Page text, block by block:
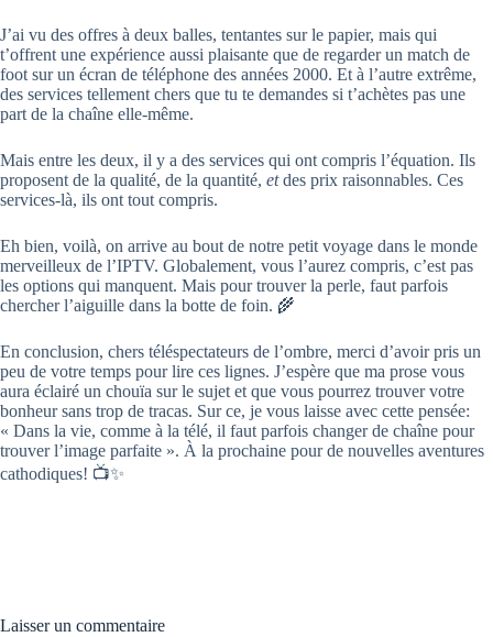
J’ai vu des offres à deux balles, tentantes sur le papier, mais qui
t’offrent une expérience aussi plaisante que de regarder un match de
foot sur un écran de téléphone des années 2000. Et à l’autre extrême,
des services tellement chers que tu te demandes si t’achètes pas une
part de la chaîne elle-même.
Mais entre les deux, il y a des services qui ont compris l’équation. Ils
proposent de la qualité, de la quantité, etdes prix raisonnables. Ces
services-là, ils ont tout compris.
Eh bien, voilà, on arrive au bout de notre petit voyage dans le monde
merveilleux de l’IPTV. Globalement, vous l’aurez compris, c’est pas
les options qui manquent. Mais pour trouver la perle, faut parfois
chercher l’aiguille dans la botte de foin. 🌾
En conclusion, chers téléspectateurs de l’ombre, merci d’avoir pris un
peu de votre temps pour lire ces lignes. J’espère que ma prose vous
aura éclairé un chouïa sur le sujet et que vous pourrez trouver votre
bonheur sans trop de tracas. Sur ce, je vous laisse avec cette pensée:
« Dans la vie, comme à la télé, il faut parfois changer de chaîne pour
trouver l’image parfaite ». À la prochaine pour de nouvelles aventures
cathodiques! 📺✨
Laisser un commentaire